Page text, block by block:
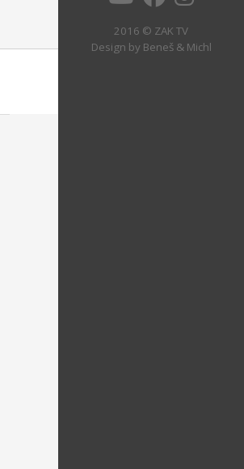
2016 © ZAK TV
Design by Beneš & Michl